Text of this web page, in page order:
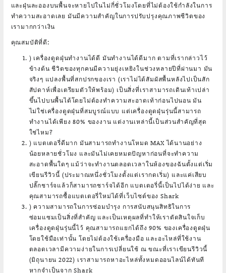
และฝุ่นละอองบนพื้นจะหายไปในไม่กี่ชั่วโมงโดยที่ไม่ต้องใช้กำลังในการ
ทำความสะอาดเลย มันมีความสำคัญในการปรับปรุงคุณภาพชีวิตของ
เรามากกว่าเงิน
คุณสมบัติที่ดี:
) เครื่องดูดฝุ่นทำงานได้ดี มันทำงานได้ดีมาก ตามที่เรากล่าวไว้
ข้างต้น ชีวิตของทุกคนมีความยุ่งเหยิงในช่วงหลายปีที่ผ่านมา มัน
จริงๆ แปลงพื้นที่สกปรกของเรา (เราไม่ได้สัมผัสพื้นหลังไปเป็นสัก
สัปดาห์เพื่อเตรียมตัวให้พร้อม) เป็นสิ่งที่เราสามารถเดินเท้าเปล่า
ขึ้นไปบนพื้นได้โดยไม่ต้องทำความสะอาดเท้าก่อนไปนอน มัน
ไม่ใช่เครื่องดูดฝุ่นที่สมบูรณ์แบบ แต่เครื่องดูดฝุ่นรุ่นนี้สามารถ
ทำงานได้เพียง 80% ของงาน แต่งานเหล่านี้เป็นส่วนสำคัญที่สุด
ใช่ไหม?
) แบตเตอรี่ดีมาก มันสามารถทำงานโหมด MAX ได้นานอย่าง
น้อยหลายชั่วโมง และมันไม่เคยหมดปัญหาก่อนที่จะทำความ
สะอาดพื้นใดๆ แม้ว่าจะทำงานตลอดเวลาในห้องของฉันตั้งแต่เริ่ม
เขียนรีวิวนี้ (ประมาณหนึ่งชั่วโมงตั้งแต่เรากดเริ่ม) และแค่เสียบ
ปลั๊กชาร์จแล้วก็สามารถชาร์จได้อีก แบตเตอรี่นี้เป็นไปได้ง่าย และ
คุณสามารถซื้อแบตเตอรี่ใหม่ได้ที่เว็บไซต์ของ Shark
) ความสามารถในการซ่อมบำรุง การสนับสนุนสิทธิในการ
ซ่อมแซมเป็นสิ่งที่สำคัญ และเป็นเหตุผลที่ทำให้เราตัดสินใจเก็บ
เครื่องดูดฝุ่นรุ่นนี้ไว้ คุณสามารถแยกได้ถึง 90% ของเครื่องดูดฝุ่น
โดยใช้มือเท่านั้น โดยไม่ต้องใช้เครื่องมือ และอะไหล่ที่ใช้งาน
ตลอดเวลามีความง่ายในการเปลี่ยนใช้ ณ ขณะที่เราเขียนรีวิวนี้
(มิถุนายน 2022) เราสามารถหาอะไหล่ทั้งหมดออนไลน์ได้ทันที
หากจำเป็นจาก Shark